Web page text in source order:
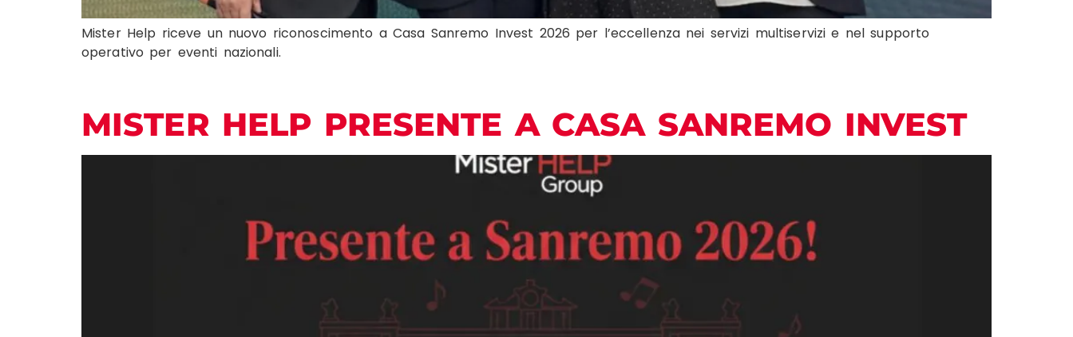
Mister Help riceve un nuovo riconoscimento a Casa Sanremo Invest 2026 per l’eccellenza nei servizi multiservizi e nel supporto
operativo per eventi nazionali.
MISTER HELP PRESENTE A CASA SANREMO INVEST